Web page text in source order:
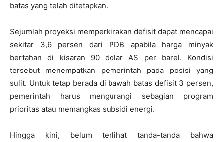
batas yang telah ditetapkan.
Sejumlah proyeksi memperkirakan defisit dapat mencapai
sekitar 3,6 persen dari PDB apabila harga minyak
bertahan di kisaran 90 dolar AS per barel. Kondisi
tersebut menempatkan pemerintah pada posisi yang
sulit. Untuk tetap berada di bawah batas defisit 3 persen,
pemerintah harus mengurangi sebagian program
prioritas atau memangkas subsidi energi.
Hingga kini, belum terlihat tanda-tanda bahwa